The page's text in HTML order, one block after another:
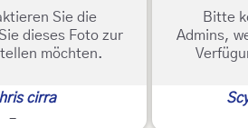
Sie die
dieses Foto zur
möchten.
cirra
-
Bitte
Admins,